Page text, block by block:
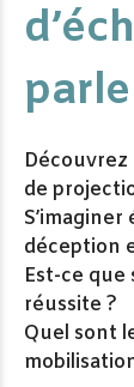
de
déception
Est-ce que
réussite ?
Quel sont